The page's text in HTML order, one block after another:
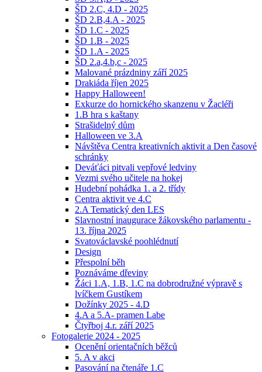
ŠD 2.C, 4.D - 2025
ŠD 2.B,4.A - 2025
ŠD 1.C - 2025
ŠD 1.B - 2025
ŠD 1.A - 2025
ŠD 2.a,4.b,c - 2025
Malované prázdniny září 2025
Drakiáda říjen 2025
Happy Halloween!
Exkurze do hornického skanzenu v Žacléři
1.B hra s kaštany
Strašidelný dům
Halloween ve 3.A
Návštěva Centra kreativních aktivit a Den časové
schránky
Deváťáci pitvali vepřové ledviny
Vezmi svého učitele na hokej
Hudební pohádka 1. a 2. třídy
Centra aktivit ve 4.C
2.A Tematický den LES
Slavnostní inaugurace žákovského parlamentu -
13. října 2025
Svatováclavské poohlédnutí
Design
Přespolní běh
Poznáváme dřeviny
Žáci 1.A, 1.B, 1.C na dobrodružné výpravě s
lvíčkem Gustíkem
Dožínky 2025 - 4.D
4.A a 5.A- pramen Labe
Čtyřboj 4.r. září 2025
Fotogalerie 2024 - 2025
Ocenění orientačních běžců
5. A v akci
Pasování na čtenáře 1.C